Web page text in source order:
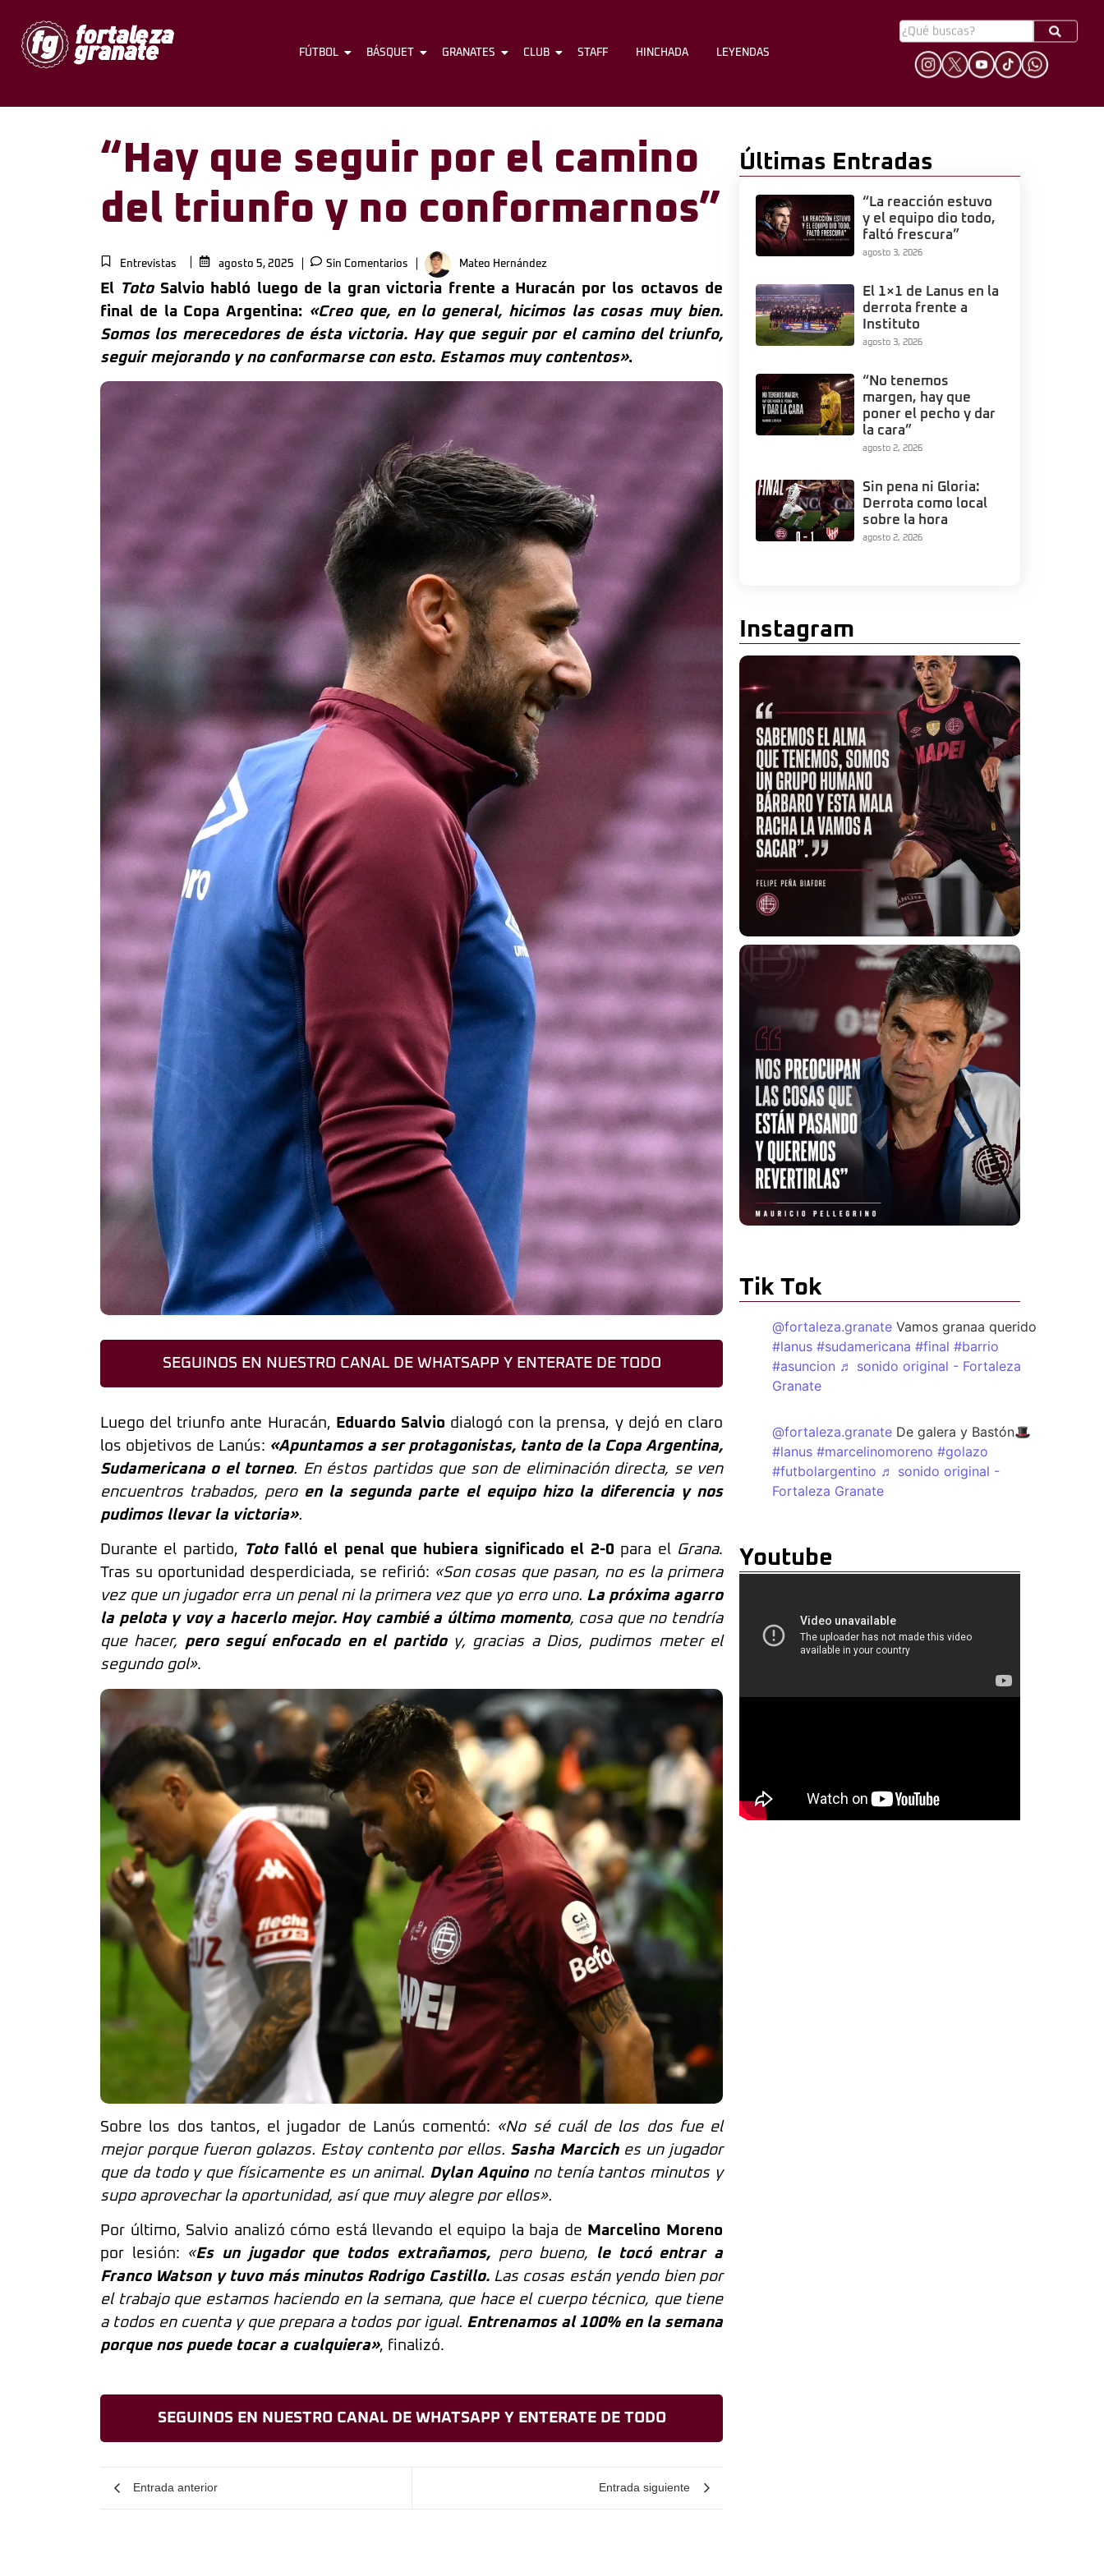
FÚTBOL BÁSQUET GRANATES CLUB STAFF HINCHADA
FÚTBOL BÁSQUET GRANATES CLUB STAFF HINCHADA LEYENDAS
“Hay que seguir por el camino
del triunfo y no conformarnos”
Entrevistas agosto 5, 2025 Sin Comentarios Mateo Hernández
El Toto Salvio habló luego de la gran victoria frente a Huracán por los octavos de
final de la Copa Argentina: «Creo que, en lo general, hicimos las cosas muy bien.
Somos los merecedores de ésta victoria. Hay que seguir por el camino del triunfo,
seguir mejorando y no conformarse con esto. Estamos muy contentos».
SEGUINOS EN NUESTRO CANAL DE WHATSAPP Y ENTERATE DE TODO
Luego del triunfo ante Huracán, Eduardo Salvio dialogó con la prensa, y dejó en claro
los objetivos de Lanús: «Apuntamos a ser protagonistas, tanto de la Copa Argentina,
Sudamericana o el torneo. En éstos partidos que son de eliminación directa, se ven
encuentros trabados, pero en la segunda parte el equipo hizo la diferencia y nos
pudimos llevar la victoria».
Durante el partido, Toto falló el penal que hubiera significado el 2-0 para el Grana.
Tras su oportunidad desperdiciada, se refirió: «Son cosas que pasan, no es la primera
vez que un jugador erra un penal ni la primera vez que yo erro uno. La próxima agarro
la pelota y voy a hacerlo mejor. Hoy cambié a último momento, cosa que no tendría
que hacer, pero seguí enfocado en el partidoy, gracias a Dios, pudimos meter el
segundo gol».
Sobre los dos tantos, el jugador de Lanús comentó: «No sé cuál de los dos fue el
mejor porque fueron golazos. Estoy contento por ellos. Sasha Marciches un jugador
que da todo y que físicamente es un animal. Dylan Aquinono tenía tantos minutos y
supo aprovechar la oportunidad, así que muy alegre por ellos».
Por último, Salvio analizó cómo está llevando el equipo la baja de Marcelino Moreno
por lesión: «Es un jugador que todos extrañamos, pero bueno, le tocó entrar a
Franco Watson y tuvo más minutos Rodrigo Castillo.Las cosas están yendo bien por
el trabajo que estamos haciendo en la semana, que hace el cuerpo técnico, que tiene
a todos en cuenta y que prepara a todos por igual. Entrenamos al 100% en la semana
porque nos puede tocar a cualquiera», finalizó.
SEGUINOS EN NUESTRO CANAL DE WHATSAPP Y ENTERATE DE TODO
Entrada anterior Entrada siguiente
Últimas Entradas
“La reacción estuvo
y el equipo dio todo,
faltó frescura”
agosto 3, 2026
El 1×1 de Lanus en la
derrota frente a
Instituto
agosto 3, 2026
“No tenemos
margen, hay que
poner el pecho y dar
la cara”
agosto 2, 2026
Sin pena ni Gloria:
Derrota como local
sobre la hora
agosto 2, 2026
Instagram
Tik Tok
@fortaleza.granate Vamos granaa querido
#lanus #sudamericana #final #barrio
#asuncion ♬ sonido original - Fortaleza
Granate
@fortaleza.granate De galera y Bastón🎩
#lanus #marcelinomoreno #golazo
#futbolargentino ♬ sonido original -
Fortaleza Granate
Youtube